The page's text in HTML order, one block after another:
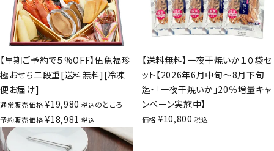
【早期ご予約で５%OFF】伍魚福珍
極おせち二段重[送料無料][冷凍
便お届け]
通常販売価格 ¥19,980 税込のところ
予約販売価格 ¥18,981 税込
【送料無料】一夜干焼いか１０袋セ
ット【2026年6月中旬～8月下旬
迄・「一夜干焼いか」20％増量キャ
ンペーン実施中】
価格 ¥10,800 税込